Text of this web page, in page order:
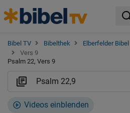
Bibel TV Bibelthek Elberfelder Bibel
Vers 9
Psalm 22, Vers 9
Videos einblenden